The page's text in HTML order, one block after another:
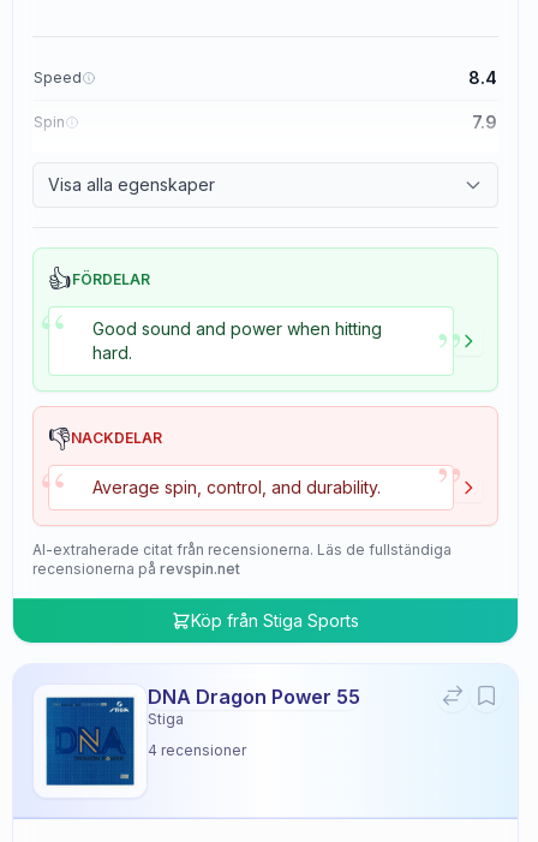
Speed 8.4
Spin 7.9
Visa alla egenskaper
👍FÖRDELAR
“
Good sound and power when hitting
hard.
”
👎NACKDELAR
“ Average spin, control, and durability. ”
AI-extraherade citat från recensionerna. Läs de fullständiga
recensionerna på revspin.net
Köp från Stiga Sports
DNA Dragon Power 55
Stiga
4 recensioner